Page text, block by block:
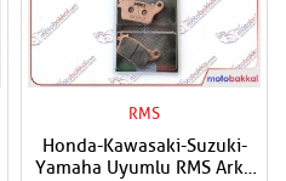
RMS
Honda-Kawasaki-Suzuki-
Yamaha Uyumlu RMS Arka